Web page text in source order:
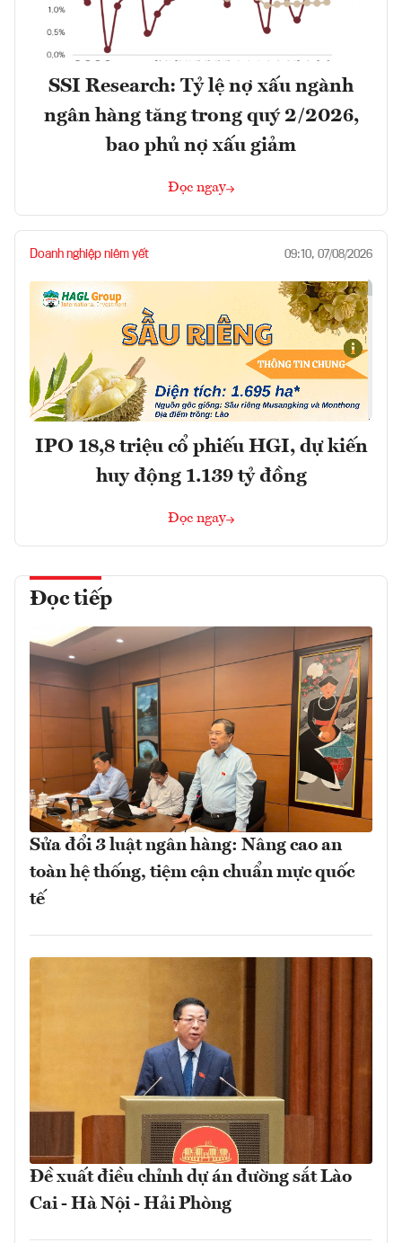
SSI Research: Tỷ lệ nợ xấu ngành
ngân hàng tăng trong quý 2/2026,
bao phủ nợ xấu giảm
Đọc ngay
Doanh nghiệp niêm yết 09:10, 07/08/2026
IPO 18,8 triệu cổ phiếu HGI, dự kiến
huy động 1.139 tỷ đồng
Đọc ngay
Đọc tiếp
Sửa đổi 3 luật ngân hàng: Nâng cao an
toàn hệ thống, tiệm cận chuẩn mực quốc
tế
Đề xuất điều chỉnh dự án đường sắt Lào
Cai - Hà Nội - Hải Phòng